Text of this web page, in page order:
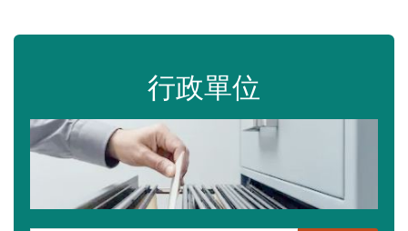
行政單位